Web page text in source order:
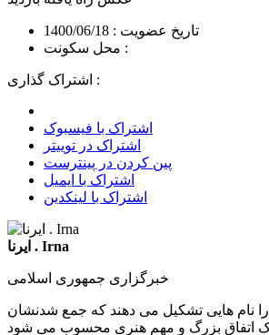
تاریخ عضویت : 1400/06/18
محل سکونت :
اشتراک گذاری :
اشتراک با فیسبوک
اشتراک در توییتر
پین کردن در پینترست
اشتراک با ایمیل
اشتراک با لینکدین
ایرنا . Irna
خبرگزاری جمهوری اسلامی
نام هایی تشکیل می دهند که جمع شدنشان
یک اتفاق بزرگ و مهم هنری محسوب می شود